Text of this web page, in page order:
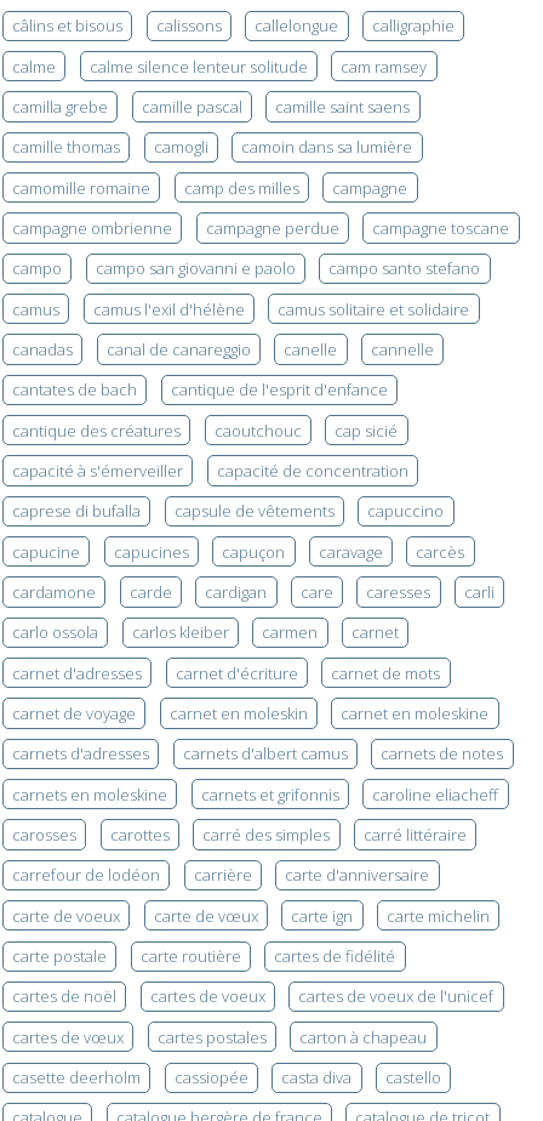
câlins et bisous
calissons callelongue
calligraphie
calme
calme silence lenteur solitude
cam ramsey
camilla grebe
camille pascal
camille saint saens
camille thomas
camogli
camoin dans sa lumière
camomille romaine
camp des milles
campagne
campagne ombrienne
campagne perdue
campagne toscane
campo
campo san giovanni e paolo
campo santo stefano
camus
camus l'exil d'hélène
camus solitaire et solidaire
canadas
canal de canareggio canelle
cannelle
cantates de bach
cantique de l'esprit d'enfance
cantique des créatures
caoutchouc
cap sicié
capacité à s'émerveiller
capacité de concentration
caprese di bufalla
capsule de vêtements
capuccino
capucine
capucines capuçon caravage
carcès
cardamone
carde cardigan care caresses
carli
carlo ossola
carlos kleiber carmen
carnet
carnet d'adresses
carnet d'écriture
carnet de mots
carnet de voyage
carnet en moleskin
carnet en moleskine
carnets d'adresses
carnets d'albert camus
carnets de notes
carnets en moleskine
carnets et grifonnis
caroline eliacheff
carosses
carottes carré des simples
carré littéraire
carrefour de lodéon
carrière
carte d'anniversaire
carte de voeux
carte de vœux carte ign
carte michelin
carte postale
carte routière
cartes de fidélité
cartes de noël
cartes de voeux
cartes de voeux de l'unicef
cartes de vœux
cartes postales
carton à chapeau
casette deerholm
cassiopée casta diva
castello